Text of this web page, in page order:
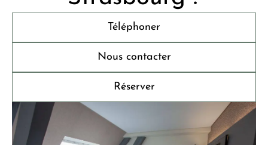
Téléphoner
Nous contacter
Réserver